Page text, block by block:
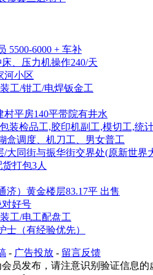
5500-6000 + 车补
、压力机操作240/天
河小区
工/钳工/电焊钣金工
村平房140平带院有井水
装检品工,胶印机副工,模切工,统
盒调度、机刀工、男女普工
/大同街与振华街交界处(原新世界
打包3人
济）黄金楼层83.17平 出售
对好号
工/电工配盘工
士（有经验优先）
- 广告投放 - 留言反馈
员发布，请注意识别验证信息